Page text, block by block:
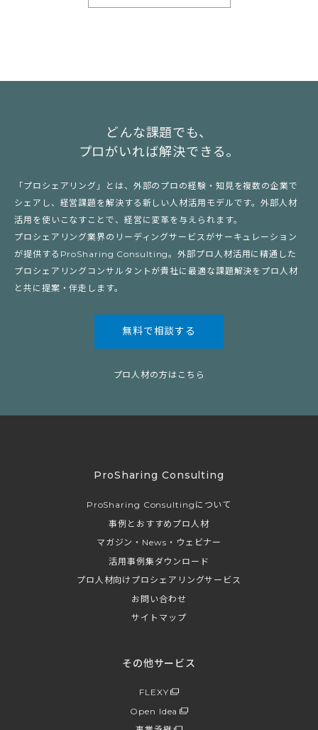
どんな課題でも、
プロがいれば解決できる。
「プロシェアリング」とは、外部のプロの経験・知見を複数の企業で
シェアし、経営課題を解決する新しい人材活用モデルです。外部人材
活用を使いこなすことで、経営に変革を与えられます。
プロシェアリング業界のリーディングサービスがサーキュレーション
が提供するProSharing Consulting。外部プロ人材活用に精通した
プロシェアリングコンサルタントが貴社に最適な課題解決をプロ人材
と共に提案・伴走します。
無料で相談する
プロ人材の方はこちら
ProSharing Consulting
ProSharing Consultingについて
事例とおすすめプロ人材
マガジン・News・ウェビナー
活用事例集ダウンロード
プロ人材向けプロシェアリングサービス
お問い合わせ
サイトマップ
その他サービス
FLEXY
Open Idea